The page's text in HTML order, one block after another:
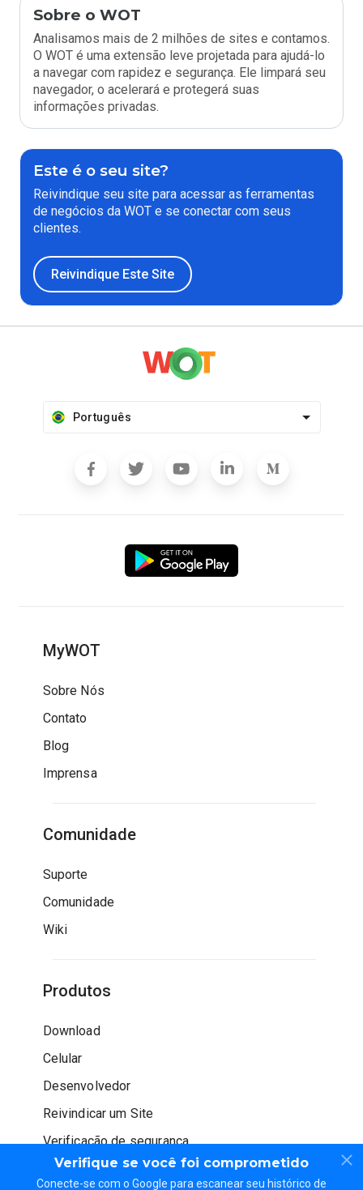
Verifique se você foi comprometido
Conecte-se com o Google para escanear seu histórico de
Sobre o WOT
Analisamos mais de 2 milhões de sites e contamos.
O WOT é uma extensão leve projetada para ajudá-lo
a navegar com rapidez e segurança. Ele limpará seu
navegador, o acelerará e protegerá suas
informações privadas.
Este é o seu site?
Reivindique seu site para acessar as ferramentas
de negócios da WOT e se conectar com seus
clientes.
Reivindique Este Site
Português
MyWOT
Sobre Nós
Contato
Blog
Imprensa
Comunidade
Suporte
Comunidade
Wiki
Produtos
Download
Celular
Desenvolvedor
Reivindicar um Site
Verificação de segurança